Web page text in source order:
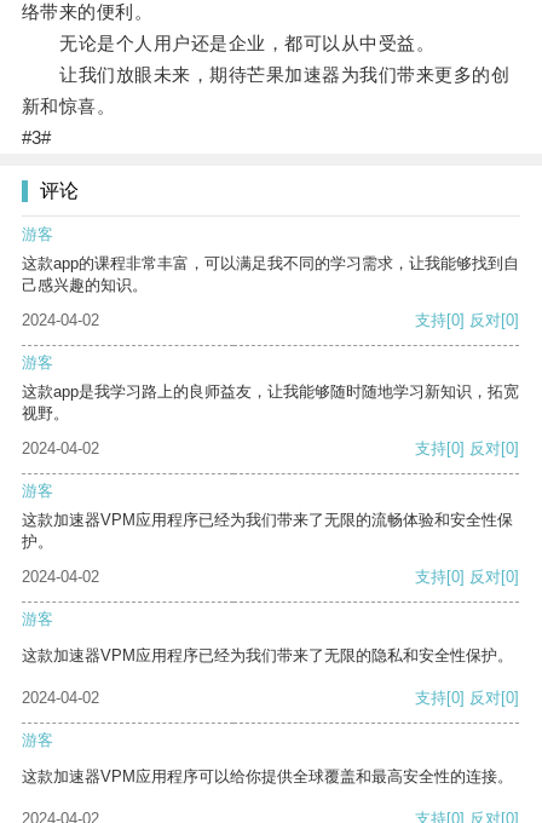
络带来的便利。
无论是个人用户还是企业，都可以从中受益。
让我们放眼未来，期待芒果加速器为我们带来更多的创
新和惊喜。
#3#
评论
游客
这款app的课程非常丰富，可以满足我不同的学习需求，让我能够找到自
己感兴趣的知识。
2024-04-02
支持[0] 反对[0]
游客
这款app是我学习路上的良师益友，让我能够随时随地学习新知识，拓宽
视野。
2024-04-02
支持[0] 反对[0]
游客
这款加速器VPM应用程序已经为我们带来了无限的流畅体验和安全性保
护。
2024-04-02
支持[0] 反对[0]
游客
这款加速器VPM应用程序已经为我们带来了无限的隐私和安全性保护。
2024-04-02 支持[0] 反对[0]
游客
这款加速器VPM应用程序可以给你提供全球覆盖和最高安全性的连接。
2024-04-02 支持[0] 反对[0]